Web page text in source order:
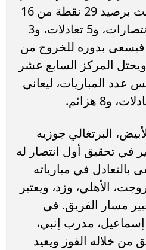
حيث يحتل المركز الثالث برصيد 29 نقطة من 16
مباراة، حقق خلالها 8 انتصارات، و5 تعادلات، و3
فيسعى بدوره للخروج من
ويحتل المركز السابع عشر
نفس عدد المباريات، ليعاني
البرتغالي جوزيه
في تحقيق أول انتصار له
بالتعادل في مبارياته
الأهلي، وزد، ويعتبر
مسار الفريق. في
مدرب إنبي،
من خلاله الفوز ويعيد